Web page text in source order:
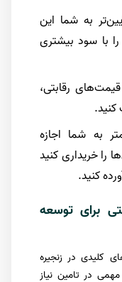
به شما این
با سود بیشتری
رقابتی،
به شما اجازه
را خریداری کنید
کنید.
برای توسعه
در زنجیره
در تامین نیاز